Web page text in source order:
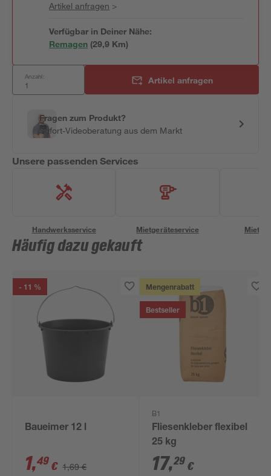
Artikel anfragen >
Verfügbar in Deiner Nähe:
Remagen (29,9 Km)
Anzahl: Artikel anfragen
Fragen zum Produkt?
Sofort-Videoberatung aus dem Markt
Unsere passenden Services
Handwerksservice Mietgeräteservice
Häufig dazu gekauft
- 11 %
Baueimer 12 l
1,49 € 1,69 €
Mengenrabatt
Bestseller
B1
Fliesenkleber flexibel
25 kg
17,29 €